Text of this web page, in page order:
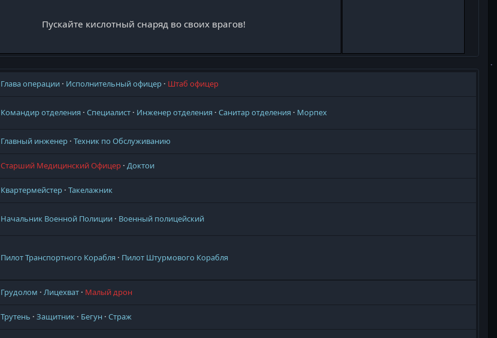
Пускайте кислотный снаряд во своих врагов!
Глава операции Исполнительный офицер Штаб офицер
Командир отделения Специалист Инженер отделения Санитар отделения Морпех
Главный инженер Техник по Обслуживанию
Старший Медицинский Офицер Доктои
Квартермейстер Такелажник
Начальник Военной Полиции Военный полицейский
Пилот Транспортного Корабля Пилот Штурмового Корабля
Грудолом Лицехват Малый дрон
Трутень Защитник Бегун Страж